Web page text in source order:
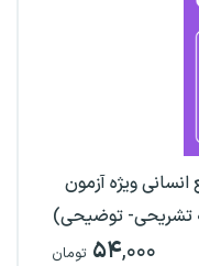
ویژه آزمون
تشریحی- توضیحی)
۵۴,۰۰۰ تومان